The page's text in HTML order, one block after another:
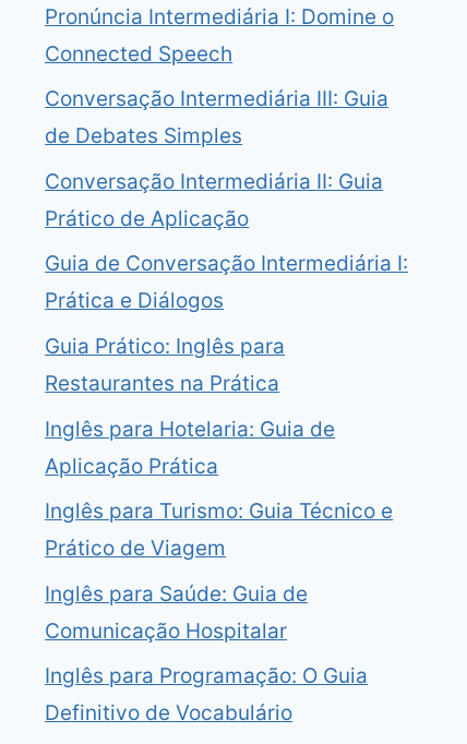
Pronúncia Intermediária I: Domine o
Connected Speech
Conversação Intermediária III: Guia
de Debates Simples
Conversação Intermediária II: Guia
Prático de Aplicação
Guia de Conversação Intermediária I:
Prática e Diálogos
Guia Prático: Inglês para
Restaurantes na Prática
Inglês para Hotelaria: Guia de
Aplicação Prática
Inglês para Turismo: Guia Técnico e
Prático de Viagem
Inglês para Saúde: Guia de
Comunicação Hospitalar
Inglês para Programação: O Guia
Definitivo de Vocabulário